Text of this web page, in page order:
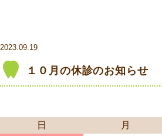
2023.09.19
１０月の休診のお知らせ
日
月